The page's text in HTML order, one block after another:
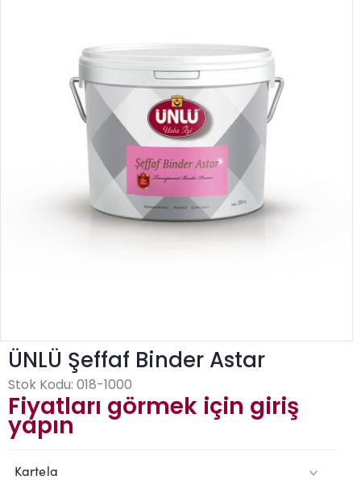
ÜNLÜ Şeffaf Binder Astar
Stok Kodu: 018-1000
Fiyatları görmek için giriş
yapın
Kartela